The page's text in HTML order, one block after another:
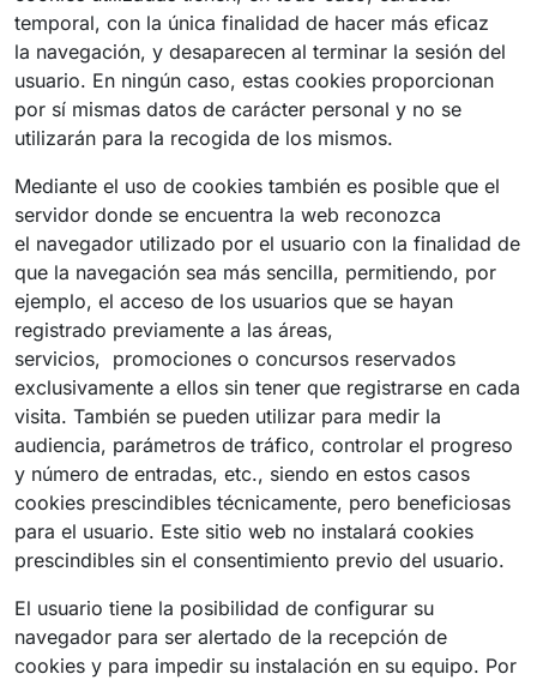
temporal, con la única finalidad de hacer más eficaz
la navegación, y desaparecen al terminar la sesión del
usuario. En ningún caso, estas cookies proporcionan
por sí mismas datos de carácter personal y no se
utilizarán para la recogida de los mismos.
Mediante el uso de cookies también es posible que el
servidor donde se encuentra la web reconozca
el navegador utilizado por el usuario con la finalidad de
que la navegación sea más sencilla, permitiendo, por
ejemplo, el acceso de los usuarios que se hayan
registrado previamente a las áreas,
servicios, promociones o concursos reservados
exclusivamente a ellos sin tener que registrarse en cada
visita. También se pueden utilizar para medir la
audiencia, parámetros de tráfico, controlar el progreso
y número de entradas, etc., siendo en estos casos
cookies prescindibles técnicamente, pero beneficiosas
para el usuario. Este sitio web no instalará cookies
prescindibles sin el consentimiento previo del usuario.
El usuario tiene la posibilidad de configurar su
navegador para ser alertado de la recepción de
cookies y para impedir su instalación en su equipo. Por